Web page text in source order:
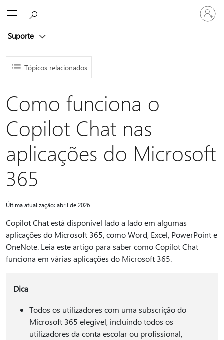
Suporte
Entre
em
sua
Tópicos relacionados
Como funciona o
Copilot Chat nas
aplicações do Microsoft
365
Última atualização: abril de 2026
Copilot Chat está disponível lado a lado em algumas
aplicações do Microsoft 365, como Word, Excel, PowerPoint e
OneNote. Leia este artigo para saber como Copilot Chat
funciona em várias aplicações do Microsoft 365.
Dica
Todos os utilizadores com uma subscrição do
Microsoft 365 elegível, incluindo todos os
utilizadores da conta escolar ou profissional,